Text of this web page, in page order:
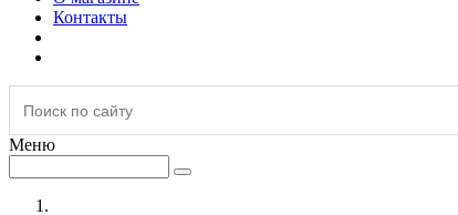
Контакты
Меню